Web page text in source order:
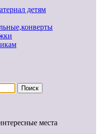
детям
места